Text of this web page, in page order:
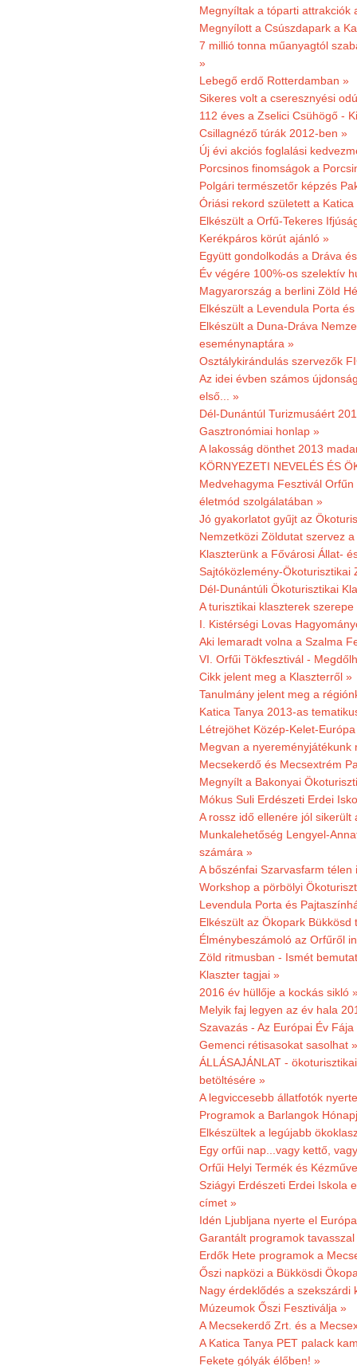
Megnyíltak a tóparti attrakciók
Megnyílott a Csúszdapark a
7 millió tonna műanyagtól
»
Lebegő erdő Rotterdamban »
Sikeres volt a cseresznyési
112 éves a Zselici Csühögő -
Csillagnéző túrák 2012-ben »
Új évi akciós foglalási
Porcsinos finomságok a
Polgári természetőr képzés
Óriási rekord született a Katica
Elkészült a Orfű-Tekeres
Kerékpáros körút ajánló »
Együtt gondolkodás a Dráva
Év végére 100%-os szelektív
Magyarország a berlini Zöld
Elkészült a Levendula Porta
Elkészült a Duna-Dráva
eseménynaptára »
Osztálykirándulás szervezők
Az idei évben számos
első... »
Dél-Dunántúl Turizmusáért
Gasztronómiai honlap »
A lakosság dönthet 2013
KÖRNYEZETI NEVELÉS ÉS
Medvehagyma Fesztivál
életmód szolgálatában »
Jó gyakorlatot gyűjt az
Nemzetközi Zöldutat szervez
Klaszterünk a Fővárosi Állat-
Sajtóközlemény-Ökoturisztikai
Dél-Dunántúli Ökoturisztikai
A turisztikai klaszterek
I. Kistérségi Lovas
Aki lemaradt volna a Szalma
VI. Orfűi Tökfesztivál -
Cikk jelent meg a Klaszterről »
Tanulmány jelent meg a
Katica Tanya 2013-as
Létrejöhet Közép-Kelet-
Megvan a nyereményjátékunk
Mecsekerdő és Mecsextrém
Megnyílt a Bakonyai
Mókus Suli Erdészeti Erdei
A rossz idő ellenére jól sikerült
Munkalehetőség Lengyel-
számára »
A bőszénfai Szarvasfarm
Workshop a pörbölyi
Levendula Porta és
Elkészült az Ökopark
Élménybeszámoló az Orfűről
Zöld ritmusban - Ismét
Klaszter tagjai »
2016 év hüllője a kockás sikló
Melyik faj legyen az év hala
Szavazás - Az Európai Év
Gemenci rétisasokat sasolhat »
ÁLLÁSAJÁNLAT -
betöltésére »
A legviccesebb állatfotók
Programok a Barlangok
Elkészültek a legújabb
Egy orfűi nap...vagy kettő,
Orfűi Helyi Termék és
Sziágyi Erdészeti Erdei Iskola
címet »
Idén Ljubljana nyerte el
Garantált programok tavasszal
Erdők Hete programok a
Őszi napközi a Bükkösdi
Nagy érdeklődés a szekszárdi
Múzeumok Őszi Fesztiválja »
A Mecsekerdő Zrt. és a
A Katica Tanya PET palack
Fekete gólyák élőben! »